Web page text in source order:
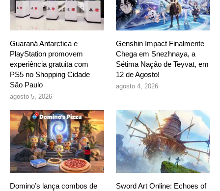
Guaraná Antarctica e
PlayStation promovem
experiência gratuita com
PS5 no Shopping Cidade
São Paulo
agosto 5, 2026
Genshin Impact Finalmente
Chega em Snezhnaya, a
Sétima Nação de Teyvat, em
12 de Agosto!
agosto 4, 2026
Domino’s lança combos de
Sword Art Online: Echoes of